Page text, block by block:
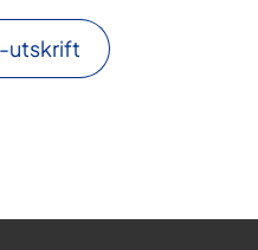
utskrift